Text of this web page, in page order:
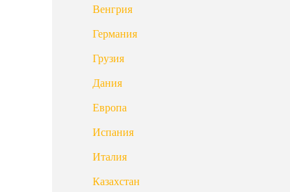
Венгрия
Германия
Грузия
Дания
Европа
Испания
Италия
Казахстан